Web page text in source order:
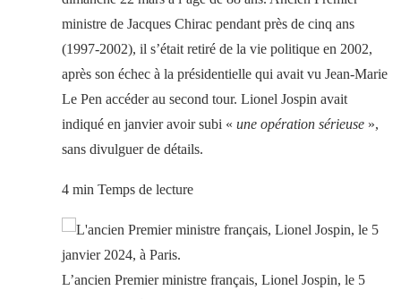
ministre de Jacques Chirac pendant près de cinq ans
(1997-2002), il s’était retiré de la vie politique en 2002,
après son échec à la présidentielle qui avait vu Jean-Marie
Le Pen accéder au second tour. Lionel Jospin avait
indiqué en janvier avoir subi « une opération sérieuse »,
sans divulguer de détails.
4 min Temps de lecture
L’ancien Premier ministre français, Lionel Jospin, le 5